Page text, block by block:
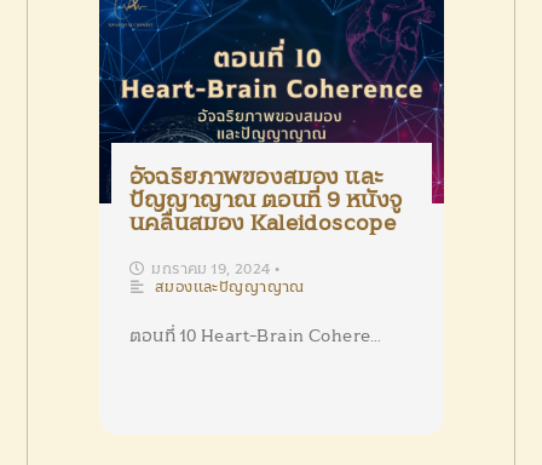
อัจฉริยภาพของสมอง และ
ปัญญาญาณ ตอนที่ 9 หนังจู
นคลื่นสมอง Kaleidoscope
มกราคม 19, 2024 •
สมองและปัญญาญาณ
ตอนที่ 10 Heart-Brain Cohere…